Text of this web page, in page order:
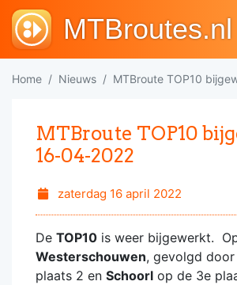
MTBroutes.nl
Home Nieuws MTBroute TOP10
MTBroute TOP10
16-04-2022
zaterdag 16 april 2022
De TOP10 is weer bijgewerkt.
Westerschouwen, gevolgd door
plaats 2 en Schoorl op de 3e